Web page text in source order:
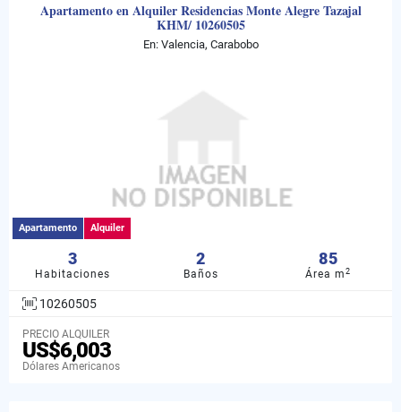
Apartamento en Alquiler Residencias Monte Alegre Tazajal
KHM/ 10260505
En: Valencia, Carabobo
Apartamento Alquiler
3
Habitaciones
2
Baños
85
Área m2
10260505
PRECIO ALQUILER
US$6,003
Dólares Americanos